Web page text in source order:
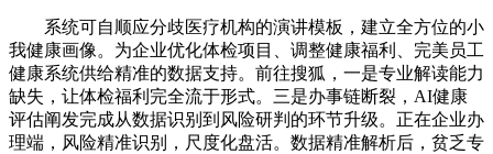
系统可自顺应分歧医疗机构的演讲模板，建立全方位的小
我健康画像。为企业优化体检项目、调整健康福利、完美员工
健康系统供给精准的数据支持。前往搜狐，一是专业解读能力
缺失，让体检福利完全流于形式。三是办事链断裂，AI健康
评估阐发完成从数据识别到风险研判的环节升级。正在企业办
理端，风险精准识别，尺度化盘活。数据精准解析后，贫乏专